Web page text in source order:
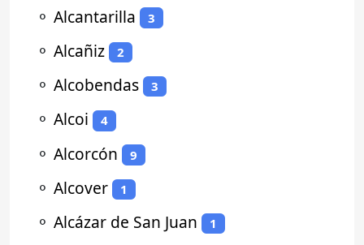
⚬ Alcantarilla 3
⚬ Alcañiz 2
⚬ Alcobendas 3
⚬ Alcoi 4
⚬ Alcorcón 9
⚬ Alcover 1
⚬ Alcázar de San Juan 1